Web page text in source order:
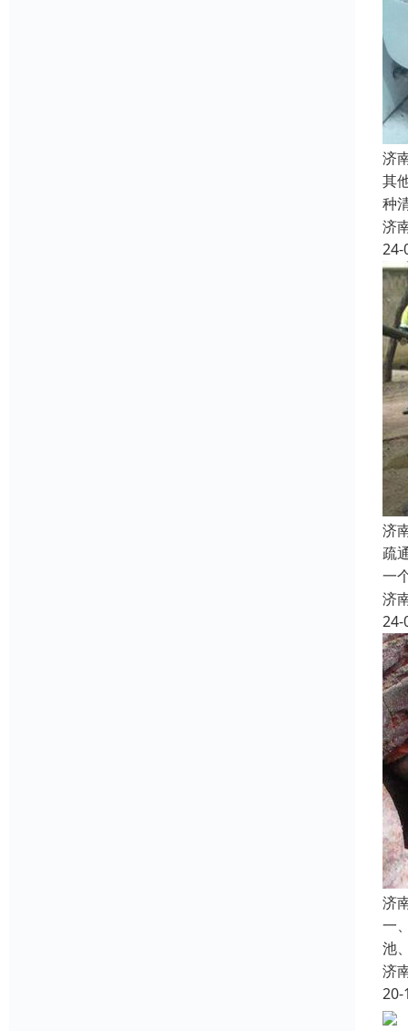
济
其
种
济
24-
济
疏
一
济
24-
济
一
池
济
20-